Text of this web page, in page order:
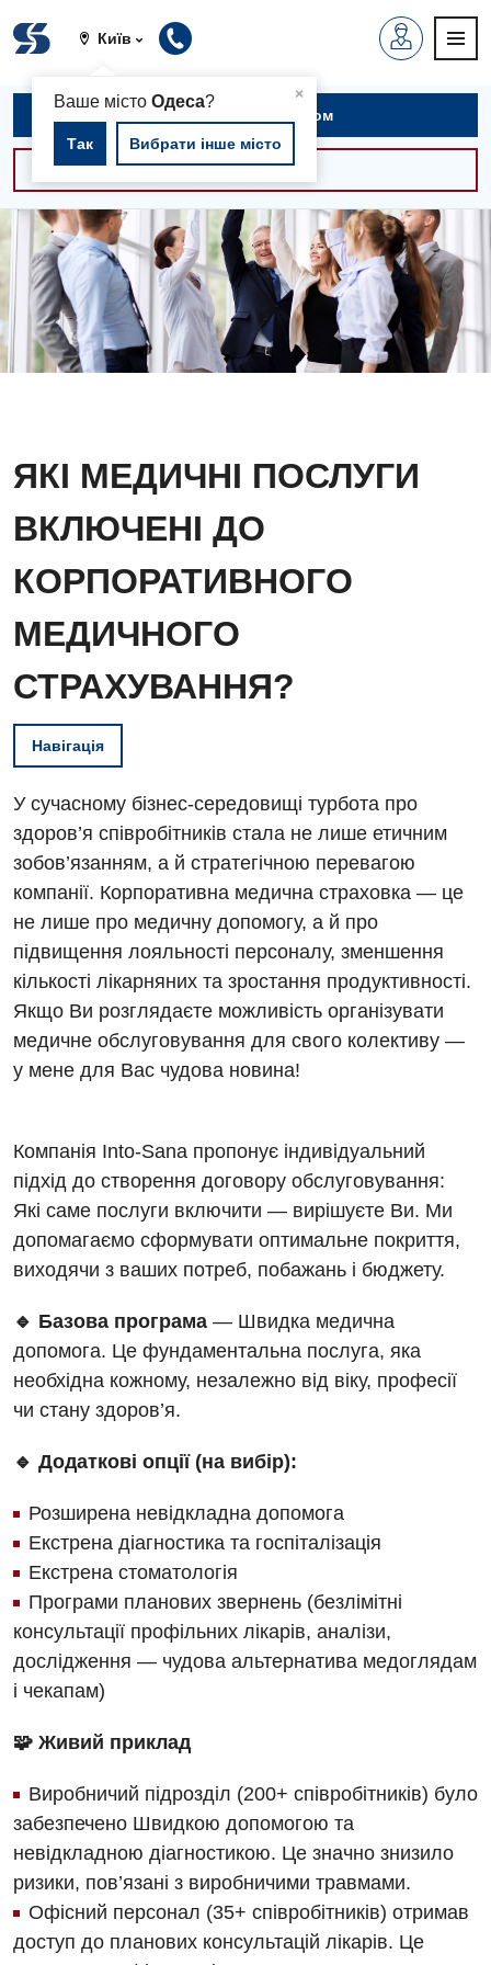
Київ
×
Ваше містоОдеса?
Так Вибрати інше місто
Заходи БПР
Інтернатура
Енциклопедія
Відгуки
Відео
Діагностика
Діагностичне відділення
Ендоскопічне відділення
Рентгенографія
УЗД
Алергологія, імунологія
Андрологія
Безоплатні послуги
Вакцинація
Гастроентерологія
Гематологія
Дерматовенерологія
Дієтологія
Ендокринологія
Кардіологія
Декларування
Російська
Записатися на прийом
Консультації -30%
ЯКІ МЕДИЧНІ ПОСЛУГИ
ВКЛЮЧЕНІ ДО
КОРПОРАТИВНОГО
МЕДИЧНОГО
СТРАХУВАННЯ?
Навігація
У сучасному бізнес-середовищі турбота про
здоров’я співробітників стала не лише етичним
зобов’язанням, а й стратегічною перевагою
компанії. Корпоративна медична страховка — це
не лише про медичну допомогу, а й про
підвищення лояльності персоналу, зменшення
кількості лікарняних та зростання продуктивності.
Якщо Ви розглядаєте можливість організувати
медичне обслуговування для свого колективу —
у мене для Вас чудова новина!
Компанія Into-Sana пропонує індивідуальний
підхід до створення договору обслуговування:
Які саме послуги включити — вирішуєте Ви. Ми
допомагаємо сформувати оптимальне покриття,
виходячи з ваших потреб, побажань і бюджету.
🔹 Базова програма — Швидка медична
допомога. Це фундаментальна послуга, яка
необхідна кожному, незалежно від віку, професії
чи стану здоров’я.
🔹 Додаткові опції (на вибір):
Розширена невідкладна допомога
Екстрена діагностика та госпіталізація
Екстрена стоматологія
Програми планових звернень (безлімітні
консультації профільних лікарів, аналізи,
дослідження — чудова альтернатива медоглядам
і чекапам)
🧩 Живий приклад
Виробничий підрозділ (200+ співробітників) було
забезпечено Швидкою допомогою та
невідкладною діагностикою. Це значно знизило
ризики, пов’язані з виробничими травмами.
Офісний персонал (35+ співробітників) отримав
доступ до планових консультацій лікарів. Це